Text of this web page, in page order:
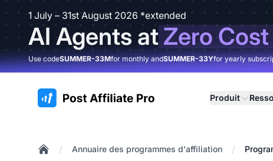
1 July – 31st August 2026 *extended
AI Agents atZero Cost
Use codeSUMMER-33Mfor monthly andSUMMER-33Yfor yearly
:site.title Produit
/ Annuaire des programmes d'affiliation /